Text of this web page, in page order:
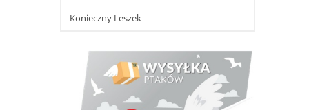
Konieczny Leszek